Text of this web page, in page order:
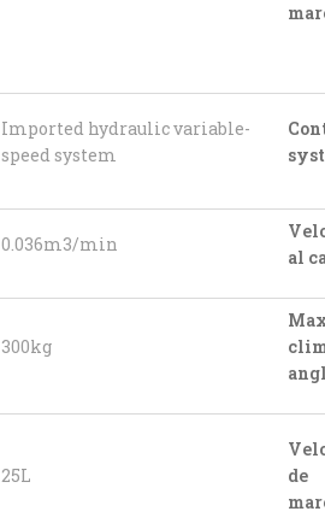
Imported hydraulic variable-
speed system
0.036m3/min
al
300kg
25L
de